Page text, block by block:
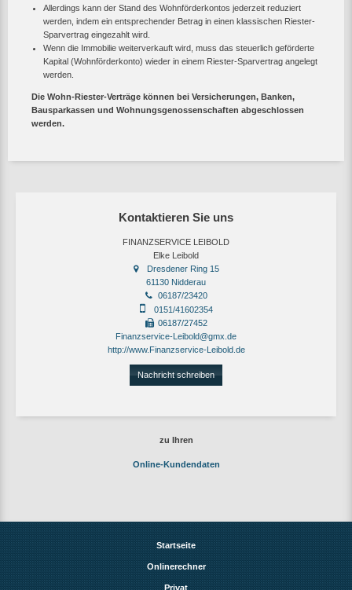
Kontaktieren Sie uns
FINANZSERVICE LEIBOLD
Elke Leibold
Dresdener Ring 15
61130 Nidderau
06187/23420
0151/41602354
06187/27452
Finanzservice-Leibold@gmx.de
http://www.Finanzservice-Leibold.de
Nachricht schreiben
zu Ihren
Online-Kundendaten
Allerdings kann der Stand des Wohnförderkontos jederzeit reduziert
werden, indem ein entsprechender Betrag in einen klassischen Riester-
Sparvertrag eingezahlt wird.
Wenn die Immobilie weiterverkauft wird, muss das steuerlich geförderte
Kapital (Wohnförderkonto) wieder in einem Riester-Sparvertrag angelegt
werden.
Die Wohn-Riester-Verträge können bei Versicherungen, Banken,
Bausparkassen und Wohnungsgenossenschaften abgeschlossen
werden.
Startseite
Onlinerechner
Privat